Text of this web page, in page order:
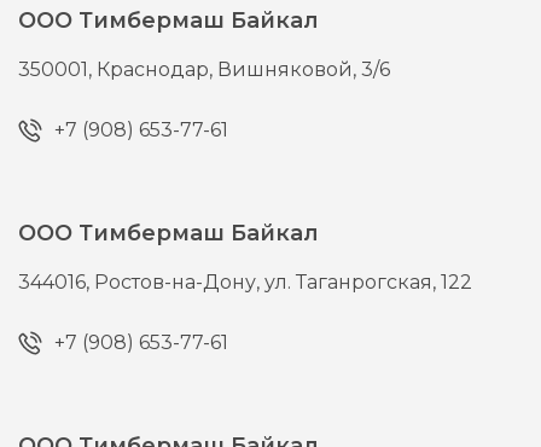
ООО Тимбермаш Байкал
350001, Краснодар, Вишняковой, 3/6
+7 (908) 653-77-61
ООО Тимбермаш Байкал
344016, Ростов-на-Дону,ул. Таганрогская, 122
+7 (908) 653-77-61